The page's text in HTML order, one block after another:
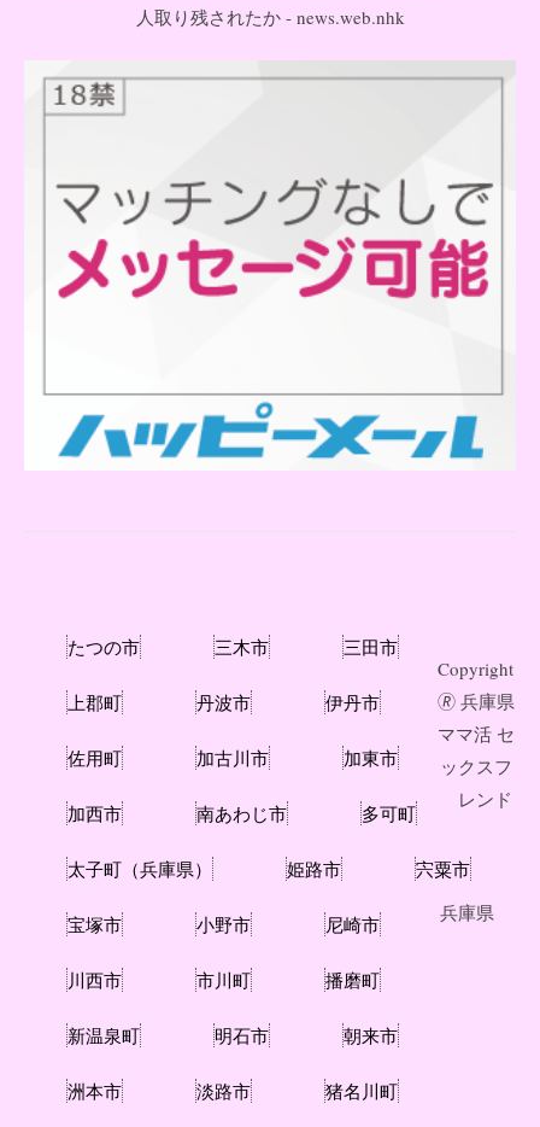
人取り残されたか - news.web.nhk
たつの市 三木市 三田市
上郡町 丹波市 伊丹市
佐用町 加古川市 加東市
加西市 南あわじ市 多可町
太子町（兵庫県） 姫路市 宍粟市
宝塚市 小野市 尼崎市
川西市 市川町 播磨町
新温泉町 明石市 朝来市
洲本市 淡路市 猪名川町
Copyright
🄬 兵庫県
ママ活 セ
ックスフ
レンド
兵庫県